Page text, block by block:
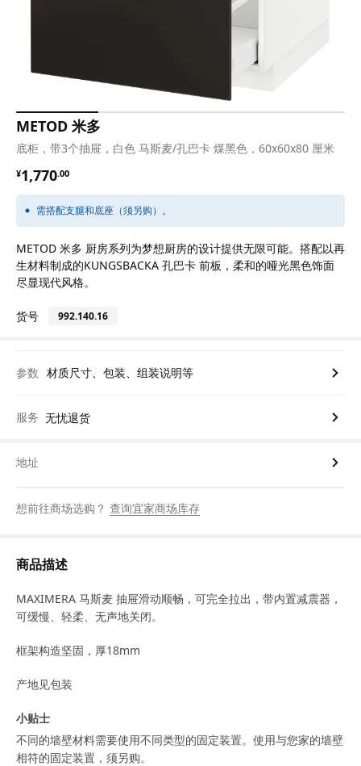
METOD 米多
底柜，带3个抽屉，白色 马斯麦/孔巴卡 煤黑色，60x60x80 厘米
¥1,770.00
¥ 1770.00
需搭配支腿和底座（须另购）。
METOD 米多 厨房系列为梦想厨房的设计提供无限可能。搭配以再
生材料制成的KUNGSBACKA 孔巴卡 前板，柔和的哑光黑色饰面
尽显现代风格。
货号 992.140.16
参数 材质尺寸、包装、组装说明等
服务 无忧退货
地址
想前往商场选购？ 查询宜家商场库存
商品描述
MAXIMERA 马斯麦 抽屉滑动顺畅，可完全拉出，带内置减震器，
可缓慢、轻柔、无声地关闭。
框架构造坚固，厚18mm
产地见包装
小贴士
不同的墙壁材料需要使用不同类型的固定装置。使用与您家的墙壁
相符的固定装置，须另购。